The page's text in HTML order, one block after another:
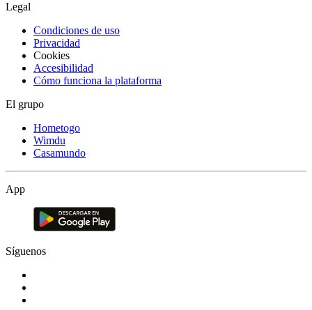
Legal
Condiciones de uso
Privacidad
Cookies
Accesibilidad
Cómo funciona la plataforma
El grupo
Hometogo
Wimdu
Casamundo
App
Síguenos